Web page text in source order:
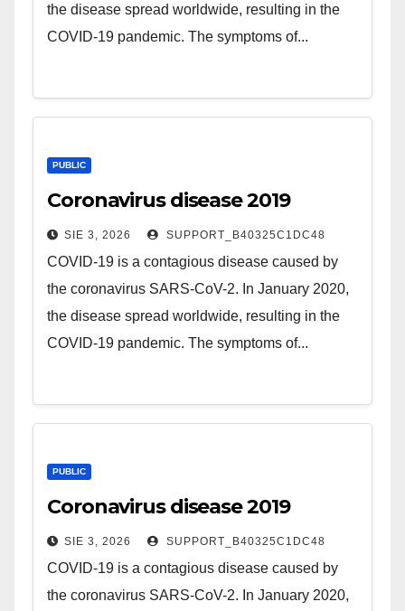
the disease spread worldwide, resulting in the
COVID-19 pandemic. The symptoms of...
PUBLIC
Coronavirus disease 2019
SIE 3, 2026 SUPPORT_B40325C1DC48
COVID-19 is a contagious disease caused by
the coronavirus SARS-CoV-2. In January 2020,
the disease spread worldwide, resulting in the
COVID-19 pandemic. The symptoms of...
PUBLIC
Coronavirus disease 2019
SIE 3, 2026 SUPPORT_B40325C1DC48
COVID-19 is a contagious disease caused by
the coronavirus SARS-CoV-2. In January 2020,